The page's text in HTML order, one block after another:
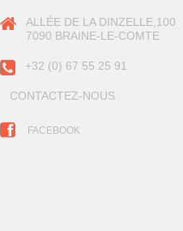
ALLÉE DE LA DINZELLE,100
7090 BRAINE-LE-COMTE
+32 (0) 67 55 25 91
CONTACTEZ-NOUS
FACEBOOK